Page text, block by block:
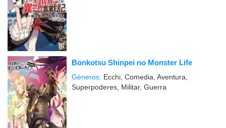
Bonkotsu Shinpei no Monster Life
Géneros: Ecchi, Comedia, Aventura,
Superpoderes, Militar, Guerra